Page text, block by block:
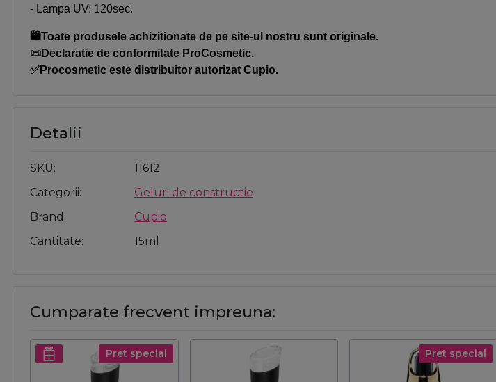
- Lampa UV: 120sec.
🛍️Toate produsele achizitionate de pe site-ul nostru sunt originale.
📜Declaratie de conformitate ProCosmetic.
✅Procosmetic este distribuitor autorizat Cupio.
Detalii
SKU
11612
Categorii
Geluri de constructie
Brand
Cupio
Cantitate
15ml
Cumparate frecvent impreuna:
Pret special Pret special